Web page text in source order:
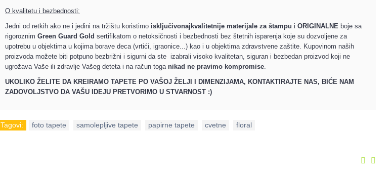
O kvalitetu i bezbednosti:
Jedni od retkih ako ne i jedini na tržištu koristimo isključivonajkvalitetnije materijale za štampu i ORIGINALNE boje sa
rigoroznim Green Guard Gold sertifikatom o netoksičnosti i bezbednosti bez štetnih isparenja koje su dozvoljene za
upotrebu u objektima u kojima borave deca (vrtići, igraonice...) kao i u objektima zdravstvene zaštite. Kupovinom naših
proizvoda možete biti potpuno bezbrižni i sigurni da ste izabrali visoko kvalitetan, siguran i bezbedan proizvod koji ne
ugrožava Vaše ili zdravlje Vašeg deteta i na račun toga nikad ne pravimo kompromise.
UKOLIKO ŽELITE DA KREIRAMO TAPETE PO VAŠOJ ŽELJI I DIMENZIJAMA, KONTAKTIRAJTE NAS, BIĆE NAM
ZADOVOLJSTVO DA VAŠU IDEJU PRETVORIMO U STVARNOST :)
Tagovi: foto tapete samolepljive tapete papirne tapete cvetne floral